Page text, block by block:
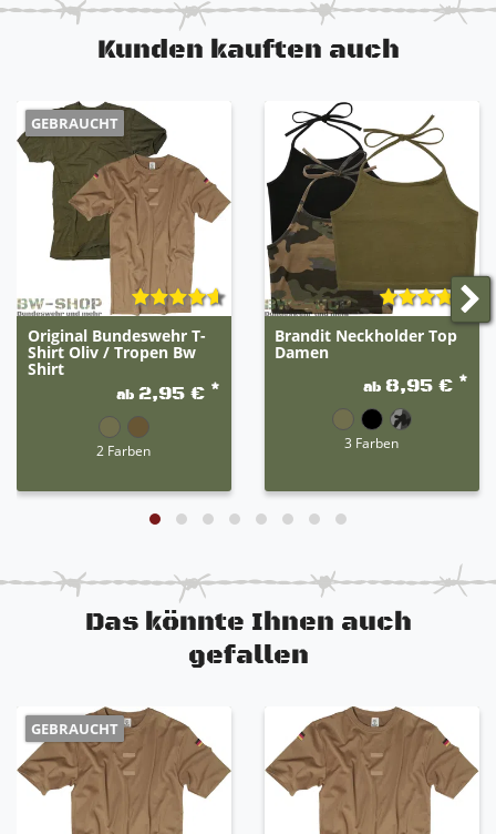
Kunden kauften auch
GEBRAUCHT
Original Bundeswehr T-
Shirt Oliv / Tropen Bw
Shirt
ab 2,95 € *
2 Farben
Brandit Neckholder Top
Damen
ab 8,95 € *
3 Farben
Das könnte Ihnen auch
gefallen
GEBRAUCHT